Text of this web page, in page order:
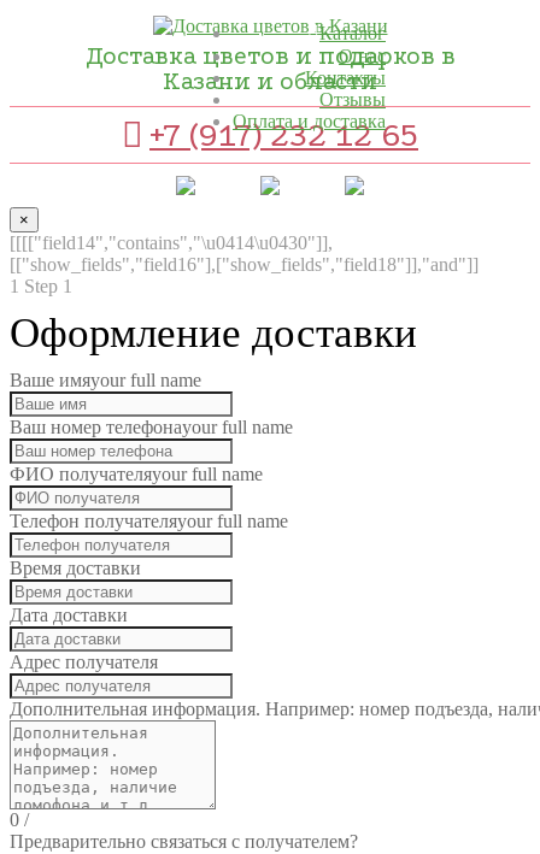
Доставка цветов и подарков в
Казани и области
+7 (917) 232 12 65
Каталог
О нас
Контакты
Отзывы
Оплата и доставка
×
[[[["field14","contains","\u0414\u0430"]],
[["show_fields","field16"],["show_fields","field18"]],"and"]]
1 Step 1
Оформление доставки
Ваше имяyour full name
Ваш номер телефонаyour full name
ФИО получателяyour full name
Телефон получателяyour full name
Время доставки
Дата доставки
Адрес получателя
Дополнительная информация. Например: номер подъезда,
0 /
Предварительно связаться с получателем?